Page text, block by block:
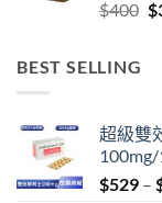
$400 $
BEST SELLING
超級雙
$529 –